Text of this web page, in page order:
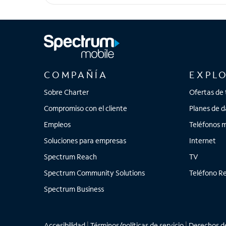
COMPAÑÍA
Sobre Charter
Compromiso con el cliente
Empleos
Soluciones para empresas
Spectrum Reach
Spectrum Community Solutions
Spectrum Business
Ofertas de
Planes de
Teléfonos
Internet
TV
Teléfono